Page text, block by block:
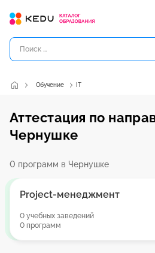
Обучение IT
Аттестация по
Чернушке
0 программ в Чернушке
Project-менеджмент
0 учебных заведений
0 программ